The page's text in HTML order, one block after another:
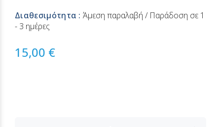
Διαθεσιμότητα :Άμεση παραλαβή / Παράδοση σε 1
- 3 ημέρες
15,00 €